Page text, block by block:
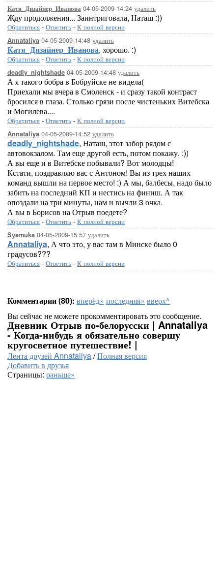
Катя_Дизайнер_Иванова 04-05-2009-14:24 удалить
Жду продолжения... Заинтриговала, Наташ :))
Обратиться - Ответить - К полной версии
Annataliya 04-05-2009-14:48 удалить
Катя_Дизайнер_Иванова, хорошо. :)
Обратиться - Ответить - К полной версии
deadly_nightshade 04-05-2009-14:48 удалить
А я такого бобра в Бобруйске не видела(
Приехали мы вчера в Смоленск - и сразу такой контраст
бросился в глаза. Столько грязи после чистеньких Витебска
и Могилева....
Обратиться - Ответить - К полной версии
Annataliya 04-05-2009-14:52 удалить
deadly_nightshade, Наташ, этот забор рядом с
автовокзалом. Там еще другой есть, потом покажу. :))
А вы еще и в Витебске побывали? Вот молодцы!
Кстати, поздравляю вас с Антоном! Вы из трех наших
команд вышли на первое место! :) А мы, балбесы, надо было
забить на последний КП и нестись на финиш. А так
опоздали на три минуты, нам и вычли 3 очка.
А вы в Борисов на Отрыв поедете?
Обратиться - Ответить - К полной версии
Syamuka 04-05-2009-15:57 удалить
Annataliya, А что это, у вас там в Минске было 0
градусов???
Обратиться - Ответить - К полной версии
Комментарии (80): вперёд» последняя» вверх^
Вы сейчас не можете прокомментировать это сообщение.
Дневник Отрыв по-белорусски | Annataliya
- Когда-нибудь я обязательно совершу
кругосветное путешествие! |
Лента друзей Annataliya/Полная версия
Добавить в друзья
Страницы: раньше»